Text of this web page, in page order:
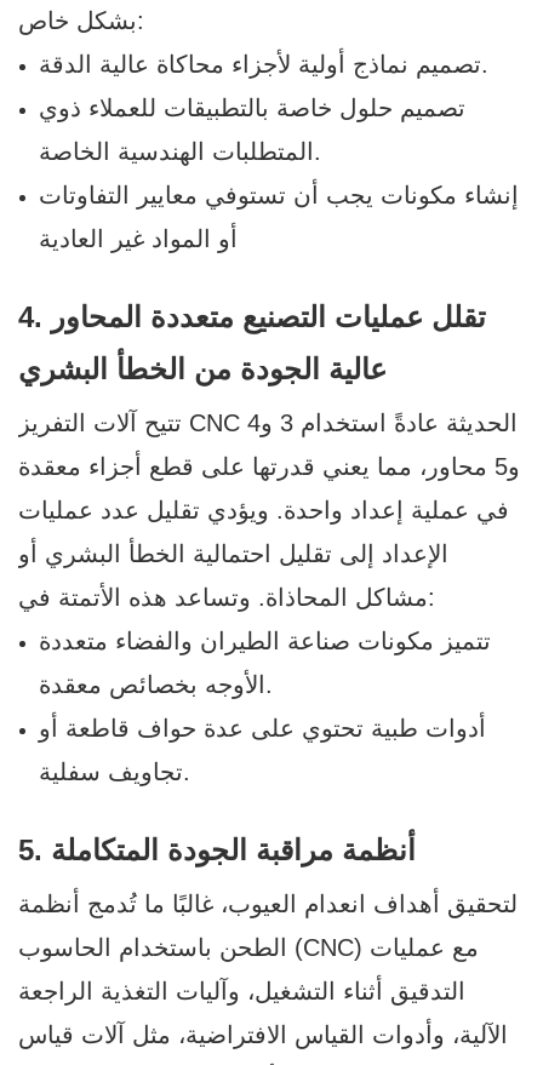
بشكل خاص:
تصميم نماذج أولية لأجزاء محاكاة عالية الدقة.
تصميم حلول خاصة بالتطبيقات للعملاء ذوي
المتطلبات الهندسية الخاصة.
إنشاء مكونات يجب أن تستوفي معايير التفاوتات
أو المواد غير العادية
4. تقلل عمليات التصنيع متعددة المحاور
عالية الجودة من الخطأ البشري
تتيح آلات التفريز CNC الحديثة عادةً استخدام 3 و4
و5 محاور، مما يعني قدرتها على قطع أجزاء معقدة
في عملية إعداد واحدة. ويؤدي تقليل عدد عمليات
الإعداد إلى تقليل احتمالية الخطأ البشري أو
مشاكل المحاذاة. وتساعد هذه الأتمتة في:
تتميز مكونات صناعة الطيران والفضاء متعددة
الأوجه بخصائص معقدة.
أدوات طبية تحتوي على عدة حواف قاطعة أو
تجاويف سفلية.
5. أنظمة مراقبة الجودة المتكاملة
لتحقيق أهداف انعدام العيوب، غالبًا ما تُدمج أنظمة
الطحن باستخدام الحاسوب (CNC) مع عمليات
التدقيق أثناء التشغيل، وآليات التغذية الراجعة
الآلية، وأدوات القياس الافتراضية، مثل آلات قياس